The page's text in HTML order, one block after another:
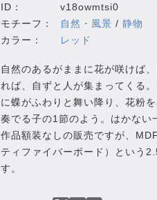
ID：
v18owmtsi0
モチーフ：
自然・風景 / 静物
カラー：
レッド
自然のあるがままに花が咲けば
れば、自ずと人が集まってくる
に蝶がふわりと舞い降り、花粉
奏でる子の1節のよう。はかない
作品額装なしの販売ですが、
ティファイバーボード）という
す。